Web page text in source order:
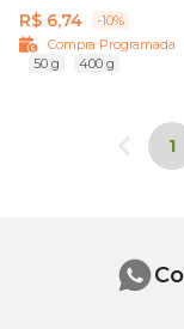
R$ 6,74
-10%
Compra Programada
50 g
400 g
1